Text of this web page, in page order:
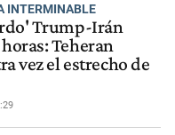
INTERMINABLE
Trump-Irán
Teheran
vez el estrecho de